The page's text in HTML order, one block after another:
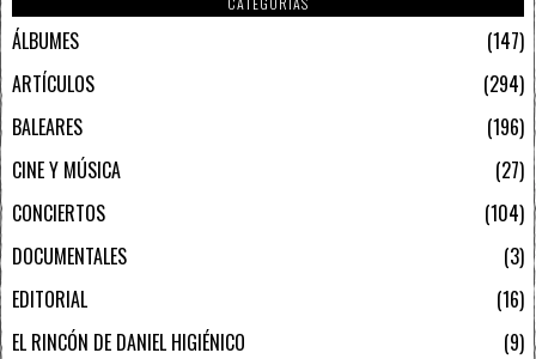
ÁLBUMES
147
ARTÍCULOS
294
BALEARES
196
CINE Y MÚSICA
27
CONCIERTOS
104
DOCUMENTALES
3
EDITORIAL
16
EL RINCÓN DE DANIEL HIGIÉNICO
9